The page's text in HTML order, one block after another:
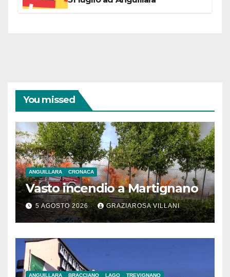
You missed
ANGUILLARA CRONACA
Vasto incendio a Martignano
5 AGOSTO 2026 GRAZIAROSA VILLANI
ANGUILLARA BRACCIANO LAGO TREVIGNANO